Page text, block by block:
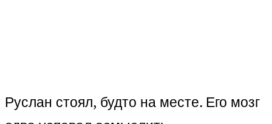
Руслан стоял, будто на месте. Его мозг